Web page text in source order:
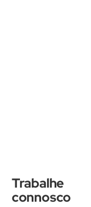
Trabalhe
connosco